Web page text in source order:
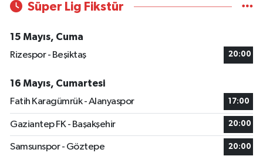
Süper Lig Fikstür
15 Mayıs, Cuma
Rizespor - Beşiktaş
20:00
16 Mayıs, Cumartesi
Fatih Karagümrük - Alanyaspor
17:00
Gaziantep FK - Başakşehir 20:00
Samsunspor - Göztepe 20:00